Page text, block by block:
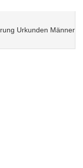
Urkunden Männer